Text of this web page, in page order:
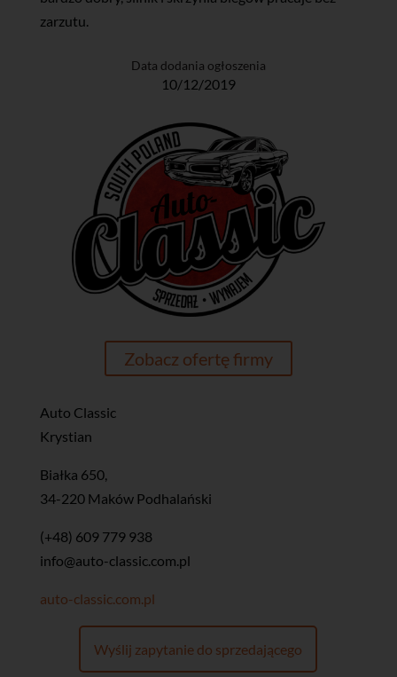
zarzutu.
Data dodania ogłoszenia
10/12/2019
Zobacz ofertę firmy
Auto Classic
Krystian
Białka 650,
34-220 Maków Podhalański
(+48) 609 779 938
info@auto-classic.com.pl
auto-classic.com.pl
Wyślij zapytanie do sprzedającego